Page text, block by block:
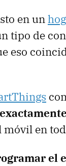
en un
tipo de
eso
móvil en
el